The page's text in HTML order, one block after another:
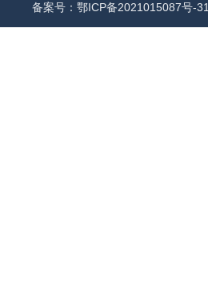
备案号：鄂ICP备2021015087号-31